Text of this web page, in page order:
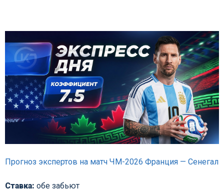
Прогноз экспертов на матч ЧМ-2026 Франция — Сенегал
Ставка: обе забьют